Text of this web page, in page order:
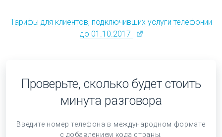
Тарифы для клиентов, подключивших услуги телефонии
до 01.10.2017
Проверьте, сколько будет стоить
минута разговора
Введите номер телефона в международном формате
с добавлением кода страны.